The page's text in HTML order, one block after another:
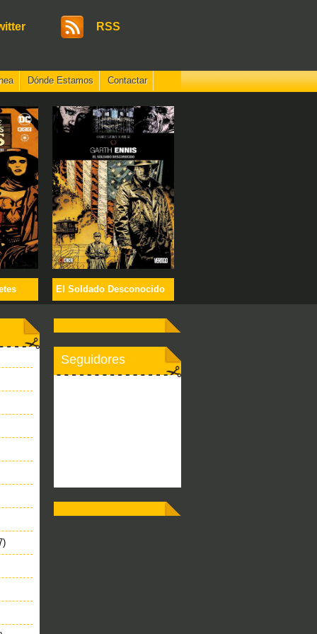
RSS
Dónde Estamos Contactar
El Soldado Desconocido
Seguidores